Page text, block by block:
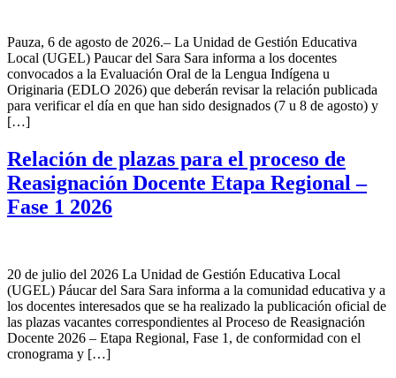
Pauza, 6 de agosto de 2026.– La Unidad de Gestión Educativa
Local (UGEL) Paucar del Sara Sara informa a los docentes
convocados a la Evaluación Oral de la Lengua Indígena u
Originaria (EDLO 2026) que deberán revisar la relación publicada
para verificar el día en que han sido designados (7 u 8 de agosto) y
[…]
Relación de plazas para el proceso de
Reasignación Docente Etapa Regional –
Fase 1 2026
20 de julio del 2026 La Unidad de Gestión Educativa Local
(UGEL) Páucar del Sara Sara informa a la comunidad educativa y a
los docentes interesados que se ha realizado la publicación oficial de
las plazas vacantes correspondientes al Proceso de Reasignación
Docente 2026 – Etapa Regional, Fase 1, de conformidad con el
cronograma y […]